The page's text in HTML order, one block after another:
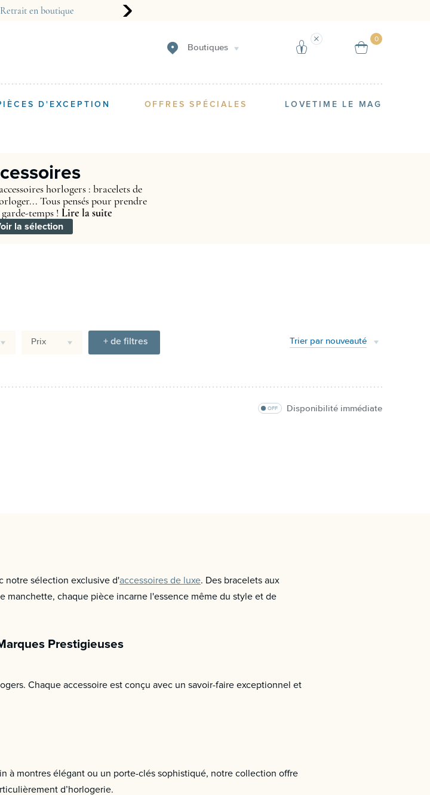
Retrait en boutique
Boutiques
0
D'EXCEPTION OFFRES SPÉCIALES LOVETIME LE MAG
horlogers : bracelets de
Tous pensés pour prendre
temps ! Lire la suite
la sélection
Prix + de filtres Trier par nouveauté
Disponibilité immédiate
OFF
notre sélection exclusive d'accessoires de luxe. Des bracelets aux
manchette, chaque pièce incarne l'essence même du style et de
Prestigieuses
Chaque accessoire est conçu avec un savoir-faire exceptionnel et
à montres élégant ou un porte-clés sophistiqué, notre collection offre
d’horlogerie.